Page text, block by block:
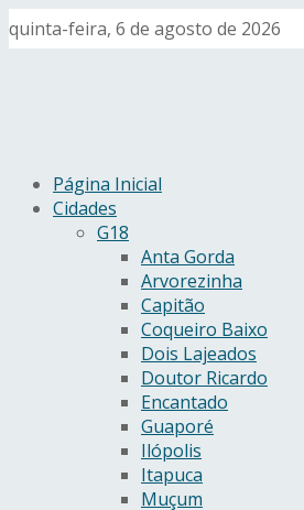
quinta-feira, 6 de agosto de 2026
Página Inicial
Cidades
G18
Anta Gorda
Arvorezinha
Capitão
Coqueiro Baixo
Dois Lajeados
Doutor Ricardo
Encantado
Guaporé
Ilópolis
Itapuca
Muçum